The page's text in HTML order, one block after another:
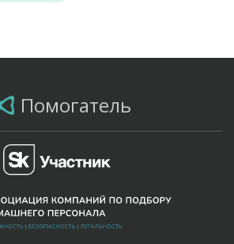
Помогатель